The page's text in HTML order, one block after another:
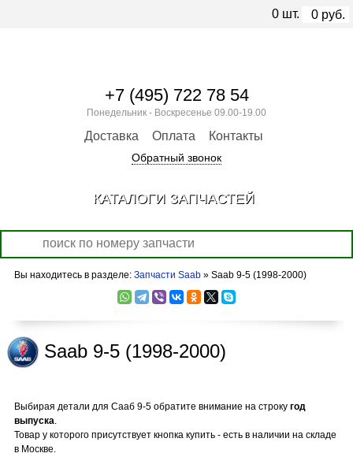
Вы находитесь в разделе: Запчасти Saab» Saab 9-5 (1998-2000)
Saab 9-5 (1998-2000)
Выбирая детали для Сааб 9-5 обратите внимание на строку год
выпуска.
Товар у которого присутствует кнопка купить - есть в наличии на складе
в Москве.
+7 (495) 722 78 54
Понедельник - Воскресенье 09.00-19.00
Доставка Оплата Контакты
Обратный звонок
0 шт. 0 руб.
КАТАЛОГИ ЗАПЧАСТЕЙ